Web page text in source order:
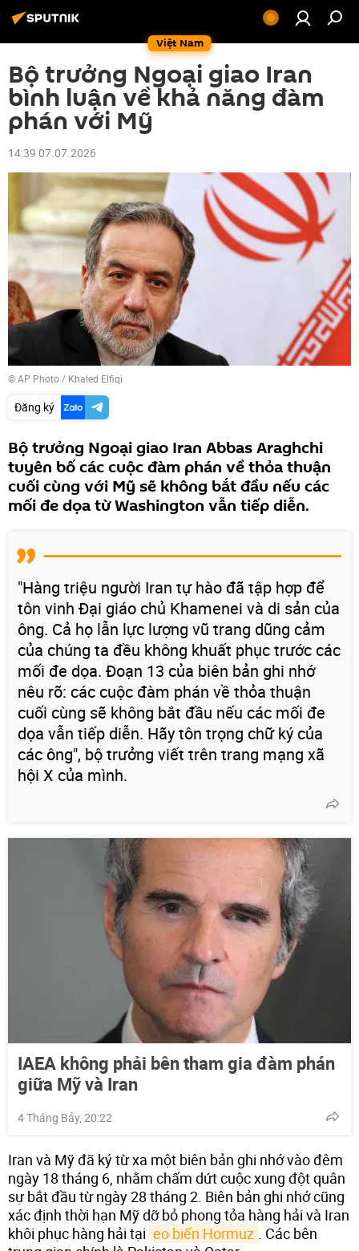
Việt Nam
Bộ trưởng Ngoại giao Iran
bình luận về khả năng đàm
phán với Mỹ
14:39 07.07.2026
© AP Photo / Khaled Elfiqi
Đăng ký
Bộ trưởng Ngoại giao Iran Abbas Araghchi
tuyên bố các cuộc đàm phán về thỏa thuận
cuối cùng với Mỹ sẽ không bắt đầu nếu các
mối đe dọa từ Washington vẫn tiếp diễn.
"Hàng triệu người Iran tự hào đã tập hợp để
tôn vinh Đại giáo chủ Khamenei và di sản của
ông. Cả họ lẫn lực lượng vũ trang dũng cảm
của chúng ta đều không khuất phục trước các
mối đe dọa. Đoạn 13 của biên bản ghi nhớ
nêu rõ: các cuộc đàm phán về thỏa thuận
cuối cùng sẽ không bắt đầu nếu các mối đe
dọa vẫn tiếp diễn. Hãy tôn trọng chữ ký của
các ông", bộ trưởng viết trên trang mạng xã
hội X của mình.
IAEA không phải bên tham gia đàm phán
giữa Mỹ và Iran
4 Tháng Bảy, 20:22
Iran và Mỹ đã ký từ xa một biên bản ghi nhớ vào đêm
ngày 18 tháng 6, nhằm chấm dứt cuộc xung đột quân
sự bắt đầu từ ngày 28 tháng 2. Biên bản ghi nhớ cũng
xác định thời hạn Mỹ dỡ bỏ phong tỏa hàng hải và Iran
khôi phục hàng hải tại eo biển Hormuz
. Các bên